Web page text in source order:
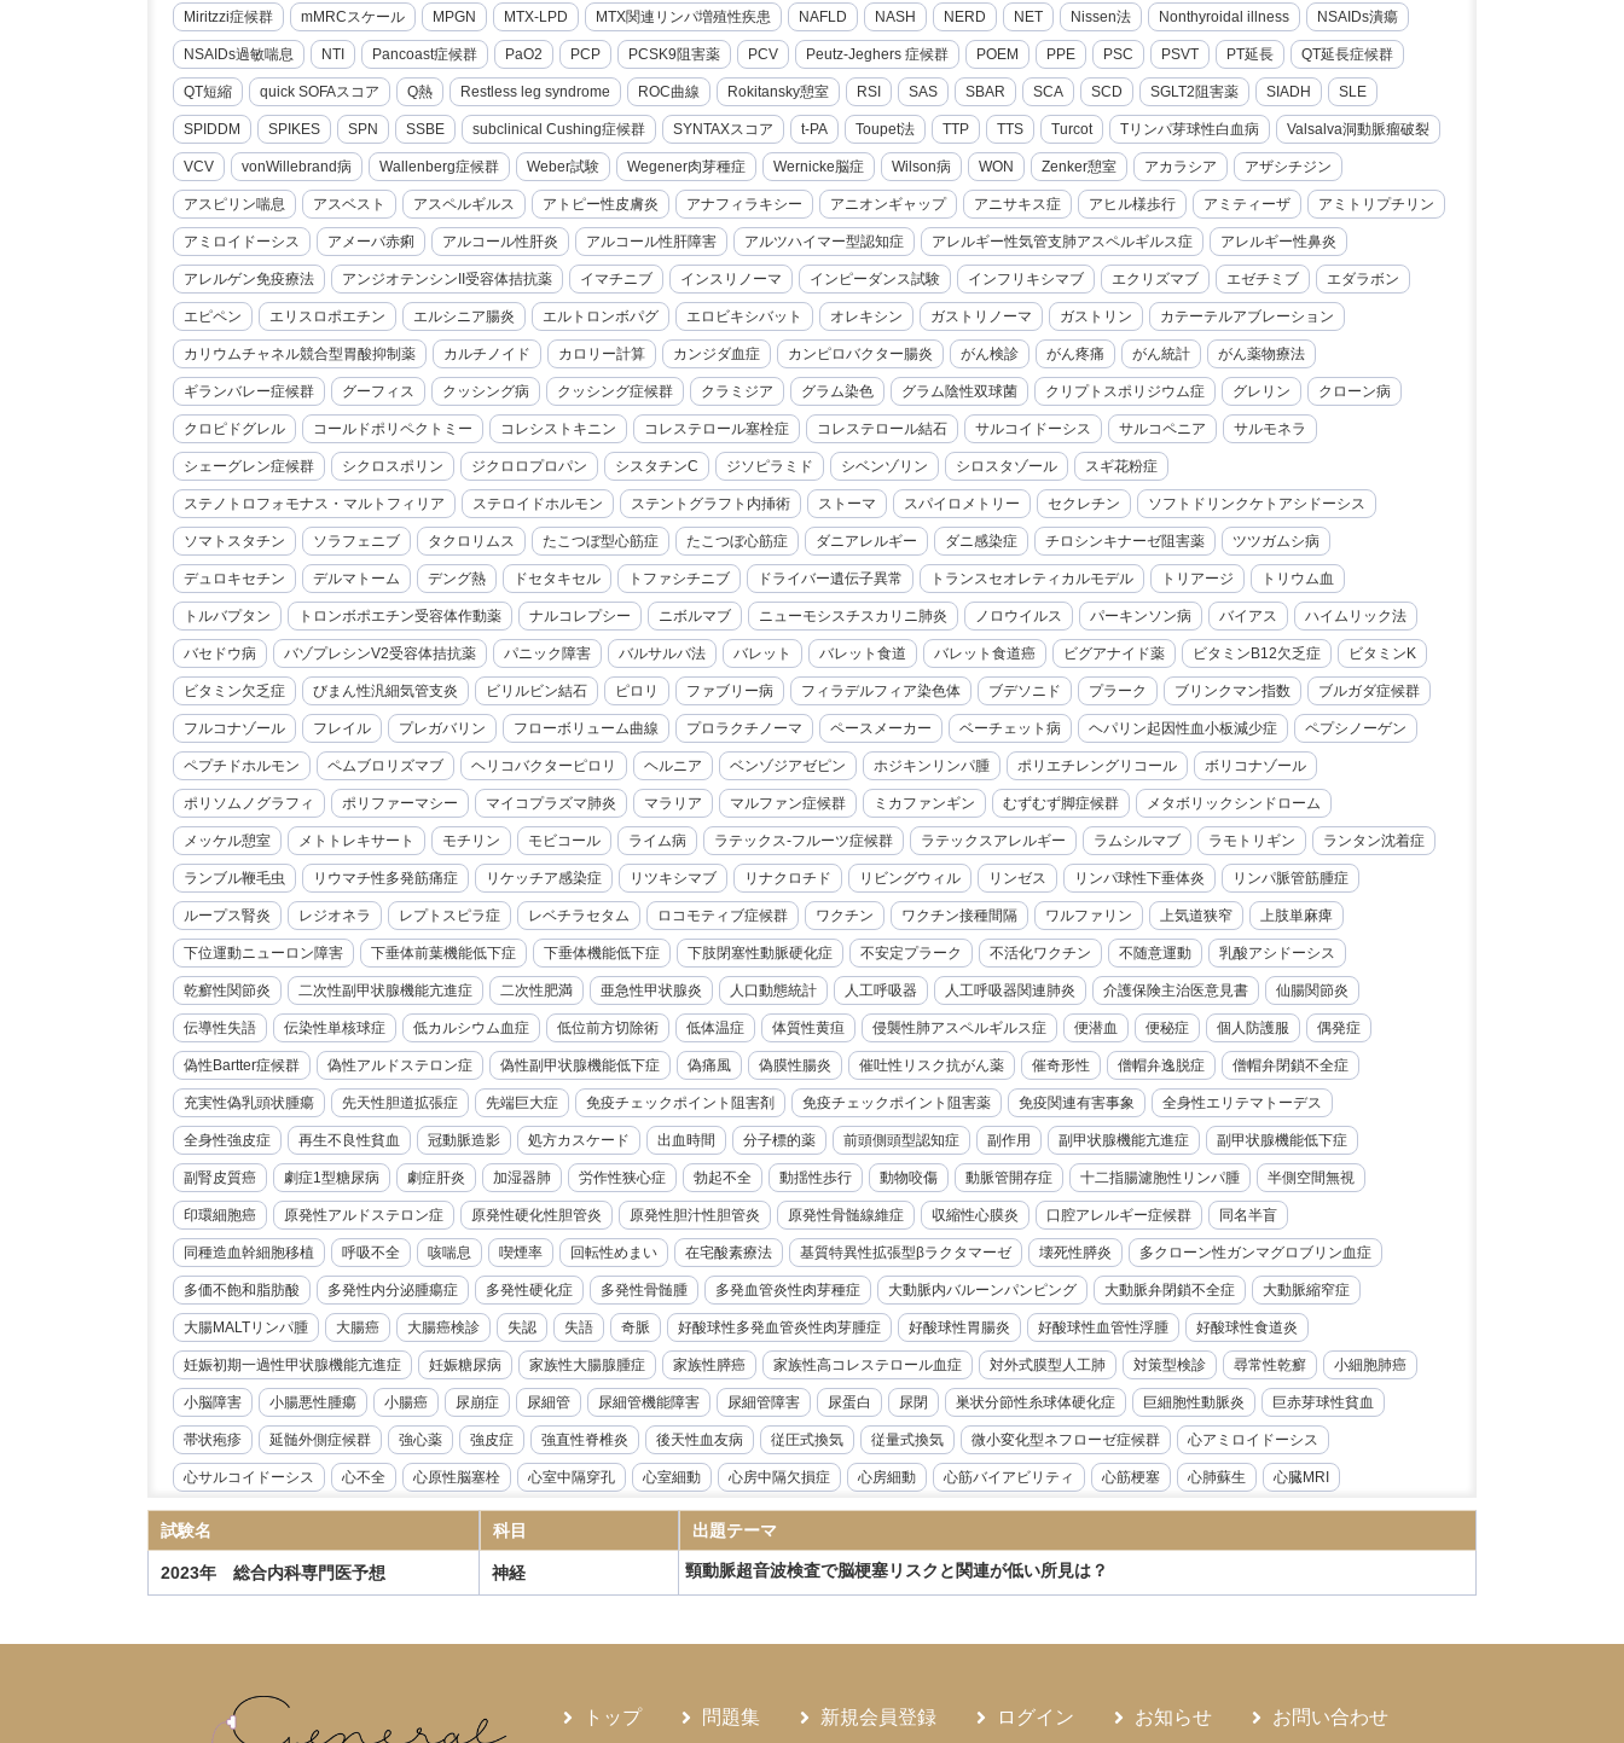
Miritzzi症候群 mMRCスケール MPGN MTX-LPD MTX関連リンパ増殖性疾患 NAFLD NASH NERD NET Nissen法 Nonthyroidal illness NSAIDs潰瘍
NSAIDs過敏喘息 NTI Pancoast症候群 PaO2 PCP PCSK9阻害薬 PCV Peutz-Jeghers 症候群 POEM PPE PSC PSVT PT延長 QT延長症候群
QT短縮 quick SOFAスコア Q熱 Restless leg syndrome ROC曲線 Rokitansky憩室 RSI SAS SBAR SCA SCD SGLT2阻害薬 SIADH SLE
SPIDDM SPIKES SPN SSBE subclinical Cushing症候群 SYNTAXスコア t-PA Toupet法 TTP TTS Turcot Tリンパ芽球性白血病 Valsalva洞動脈瘤破裂
VCV vonWillebrand病 Wallenberg症候群 Weber試験 Wegener肉芽種症 Wernicke脳症 Wilson病 WON Zenker憩室 アカラシア アザシチジン
アスピリン喘息 アスベスト アスペルギルス アトピー性皮膚炎 アナフィラキシー アニオンギャップ アニサキス症 アヒル様歩行 アミティーザ アミトリプチリン
アミロイドーシス アメーバ赤痢 アルコール性肝炎 アルコール性肝障害 アルツハイマー型認知症 アレルギー性気管支肺アスペルギルス症 アレルギー性鼻炎
アレルゲン免疫療法 アンジオテンシンII受容体拮抗薬 イマチニブ インスリノーマ インピーダンス試験 インフリキシマブ エクリズマブ エゼチミブ エダラボン
エピペン エリスロポエチン エルシニア腸炎 エルトロンボパグ エロビキシバット オレキシン ガストリノーマ ガストリン カテーテルアブレーション
カリウムチャネル競合型胃酸抑制薬 カルチノイド カロリー計算 カンジダ血症 カンピロバクター腸炎 がん検診 がん疼痛 がん統計 がん薬物療法
ギランバレー症候群 グーフィス クッシング病 クッシング症候群 クラミジア グラム染色 グラム陰性双球菌 クリプトスポリジウム症 グレリン クローン病
クロピドグレル コールドポリペクトミー コレシストキニン コレステロール塞栓症 コレステロール結石 サルコイドーシス サルコペニア サルモネラ
シェーグレン症候群 シクロスポリン ジクロロプロパン シスタチンC ジソピラミド シベンゾリン シロスタゾール スギ花粉症
ステノトロフォモナス・マルトフィリア ステロイドホルモン ステントグラフト内挿術 ストーマ スパイロメトリー セクレチン ソフトドリンクケトアシドーシス
ソマトスタチン ソラフェニブ タクロリムス たこつぼ型心筋症 たこつぼ心筋症 ダニアレルギー ダニ感染症 チロシンキナーゼ阻害薬 ツツガムシ病
デュロキセチン デルマトーム デング熱 ドセタキセル トファシチニブ ドライバー遺伝子異常 トランスセオレティカルモデル トリアージ トリウム血
トルバプタン トロンボポエチン受容体作動薬 ナルコレプシー ニボルマブ ニューモシスチスカリニ肺炎 ノロウイルス パーキンソン病 バイアス ハイムリック法
バセドウ病 バゾプレシンV2受容体拮抗薬 パニック障害 バルサルバ法 バレット バレット食道 バレット食道癌 ビグアナイド薬 ビタミンB12欠乏症 ビタミンK
ビタミン欠乏症 びまん性汎細気管支炎 ビリルビン結石 ピロリ ファブリー病 フィラデルフィア染色体 ブデソニド プラーク ブリンクマン指数 ブルガダ症候群
フルコナゾール フレイル プレガバリン フローボリューム曲線 プロラクチノーマ ペースメーカー ベーチェット病 ヘパリン起因性血小板減少症 ペプシノーゲン
ペプチドホルモン ペムブロリズマブ ヘリコバクターピロリ ヘルニア ベンゾジアゼピン ホジキンリンパ腫 ポリエチレングリコール ボリコナゾール
ポリソムノグラフィ ポリファーマシー マイコプラズマ肺炎 マラリア マルファン症候群 ミカファンギン むずむず脚症候群 メタボリックシンドローム
メッケル憩室 メトトレキサート モチリン モビコール ライム病 ラテックス-フルーツ症候群 ラテックスアレルギー ラムシルマブ ラモトリギン ランタン沈着症
ランブル鞭毛虫 リウマチ性多発筋痛症 リケッチア感染症 リツキシマブ リナクロチド リビングウィル リンゼス リンパ球性下垂体炎 リンパ脈管筋腫症
ループス腎炎 レジオネラ レプトスピラ症 レベチラセタム ロコモティブ症候群 ワクチン ワクチン接種間隔 ワルファリン 上気道狭窄 上肢単麻痺
下位運動ニューロン障害 下垂体前葉機能低下症 下垂体機能低下症 下肢閉塞性動脈硬化症 不安定プラーク 不活化ワクチン 不随意運動 乳酸アシドーシス
乾癬性関節炎 二次性副甲状腺機能亢進症 二次性肥満 亜急性甲状腺炎 人口動態統計 人工呼吸器 人工呼吸器関連肺炎 介護保険主治医意見書 仙腸関節炎
伝導性失語 伝染性単核球症 低カルシウム血症 低位前方切除術 低体温症 体質性黄疸 侵襲性肺アスペルギルス症 便潜血 便秘症 個人防護服 偶発症
偽性Bartter症候群 偽性アルドステロン症 偽性副甲状腺機能低下症 偽痛風 偽膜性腸炎 催吐性リスク抗がん薬 催奇形性 僧帽弁逸脱症 僧帽弁閉鎖不全症
充実性偽乳頭状腫瘍 先天性胆道拡張症 先端巨大症 免疫チェックポイント阻害剤 免疫チェックポイント阻害薬 免疫関連有害事象 全身性エリテマトーデス
全身性強皮症 再生不良性貧血 冠動脈造影 処方カスケード 出血時間 分子標的薬 前頭側頭型認知症 副作用 副甲状腺機能亢進症 副甲状腺機能低下症
副腎皮質癌 劇症1型糖尿病 劇症肝炎 加湿器肺 労作性狭心症 勃起不全 動揺性歩行 動物咬傷 動脈管開存症 十二指腸濾胞性リンパ腫 半側空間無視
印環細胞癌 原発性アルドステロン症 原発性硬化性胆管炎 原発性胆汁性胆管炎 原発性骨髄線維症 収縮性心膜炎 口腔アレルギー症候群​​ 同名半盲
同種造血幹細胞移植 呼吸不全 咳喘息 喫煙率 回転性めまい 在宅酸素療法 基質特異性拡張型βラクタマーゼ 壊死性膵炎 多クローン性ガンマグロブリン血症
多価不飽和脂肪酸 多発性内分泌腫瘍症 多発性硬化症 多発性骨髄腫 多発血管炎性肉芽種症 大動脈内バルーンパンピング 大動脈弁閉鎖不全症 大動脈縮窄症
大腸MALTリンパ腫 大腸癌 大腸癌検診 失認 失語 奇脈 好酸球性多発血管炎性肉芽腫症 好酸球性胃腸炎 好酸球性血管性浮腫 好酸球性食道炎
妊娠初期一過性甲状腺機能亢進症 妊娠糖尿病 家族性大腸腺腫症 家族性膵癌 家族性高コレステロール血症 対外式膜型人工肺 対策型検診 尋常性乾癬 小細胞肺癌
小脳障害 小腸悪性腫瘍 小腸癌 尿崩症 尿細管 尿細管機能障害 尿細管障害 尿蛋白 尿閉 巣状分節性糸球体硬化症 巨細胞性動脈炎 巨赤芽球性貧血
帯状疱疹 延髄外側症候群 強心薬 強皮症 強直性脊椎炎 後天性血友病 従圧式換気 従量式換気 微小変化型ネフローゼ症候群 心アミロイドーシス
心サルコイドーシス 心不全 心原性脳塞栓 心室中隔穿孔 心室細動 心房中隔欠損症 心房細動 心筋バイアビリティ 心筋梗塞 心肺蘇生 心臓MRI
心臓リハビリテーション 心臓冠動脈CT 心臓超音波検査 急性リンパ性白血病 急性上腸管脈動脈閉塞症 急性前立腺炎 急性前骨髄性白血病 急性大動脈解離
急性好酸球性肺炎 急性心筋炎 急性心膜炎 急性溶血性輸血副作用 急性肝不全 急性胆嚢炎 急性胆管炎 急性腎盂腎炎 急性腎障害 急性膵炎 急性虫垂炎
抗IL-6受容体抗体
指定難病 播種性帯状疱疹 播種性血管内凝固症候群
試験名 科目 出題テーマ
2023年 総合内科専門医予想 神経 頸動脈超音波検査で脳梗塞リスクと関連が低い所見は？
トップ 問題集 新規会員登録 ログイン お知らせ お問い合わせ